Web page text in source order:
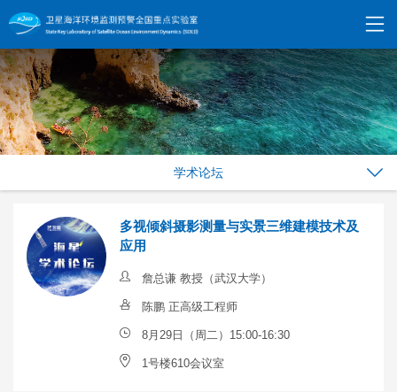
学术论坛
多视倾斜摄影测量与实景三维建模技术及
应用
詹总谦 教授（武汉大学）
陈鹏 正高级工程师
8月29日（周二）15:00-16:30
1号楼610会议室